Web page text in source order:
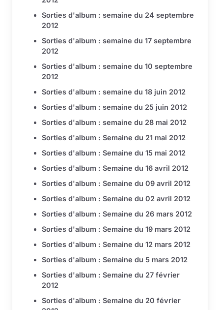
Sorties d'album : semaine du 24 septembre
2012
Sorties d'album : semaine du 17 septembre
2012
Sorties d'album : semaine du 10 septembre
2012
Sorties d'album : semaine du 18 juin 2012
Sorties d'album : semaine du 25 juin 2012
Sorties d'album : semaine du 28 mai 2012
Sorties d'album : Semaine du 21 mai 2012
Sorties d'album : Semaine du 15 mai 2012
Sorties d'album : Semaine du 16 avril 2012
Sorties d'album : Semaine du 09 avril 2012
Sorties d'album : Semaine du 02 avril 2012
Sorties d'album : Semaine du 26 mars 2012
Sorties d'album : Semaine du 19 mars 2012
Sorties d'album : Semaine du 12 mars 2012
Sorties d'album : Semaine du 5 mars 2012
Sorties d'album : Semaine du 27 février
2012
Sorties d'album : Semaine du 20 février